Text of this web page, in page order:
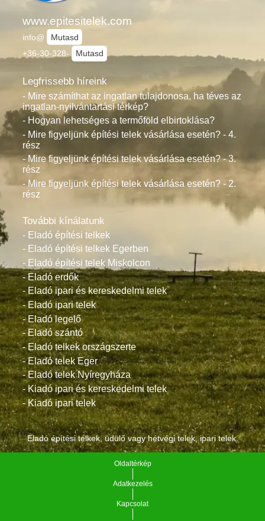
www.epitesitelek.com
info@
Mutasd
+36-30-328-
Mutasd
Legfrissebb híreink
- Mire számíthat az ingatlan tulajdonosa, ha téves az
ingatlan-nyilvántartási térkép?
- Hogyan lehetséges a termőföld elbirtoklása?
- Mire figyeljünk építési telek vásárlása esetén? - 4.
rész
- Mire figyeljünk építési telek vásárlása esetén? - 3.
rész
- Mire figyeljünk építési telek vásárlása esetén? - 2.
rész
További kínálatunk
- Eladó építési telkek
- Eladó építési telkek Egerben
- Eladó építési telek Miskolcon
- Eladó erdők
- Eladó ipari és kereskedelmi telek
- Eladó ipari telek
- Eladó legelő
- Eladó szántó
- Eladó telkek országszerte
- Eladó telek Eger
- Eladó telek Nyíregyháza
- Kiadó ipari és kereskedelmi telek
- Kiadó ipari telek
Eladó építési telkek, üdülő vagy hétvégi telek, ipari telek.
Oldaltérkép
Adatkezelés
Kapcsolat